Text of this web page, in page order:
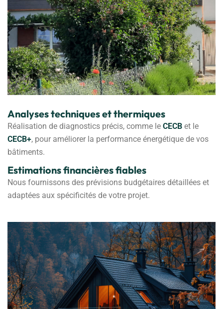
Analyses techniques et thermiques
Réalisation de diagnostics précis, comme le CECB et le
CECB+, pour améliorer la performance énergétique de vos
bâtiments.
Estimations financières fiables
Nous fournissons des prévisions budgétaires détaillées et
adaptées aux spécificités de votre projet.